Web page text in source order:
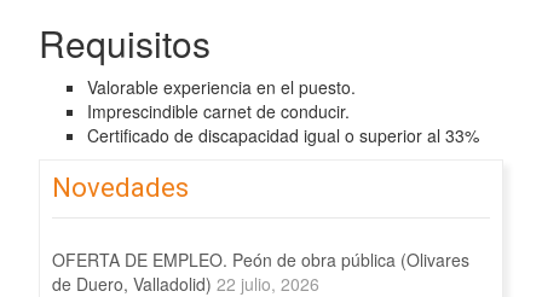
Requisitos
Valorable experiencia en el puesto.
Imprescindible carnet de conducir.
Certificado de discapacidad igual o superior al 33%
Novedades
OFERTA DE EMPLEO. Peón de obra pública (Olivares
de Duero, Valladolid) 22 julio, 2026